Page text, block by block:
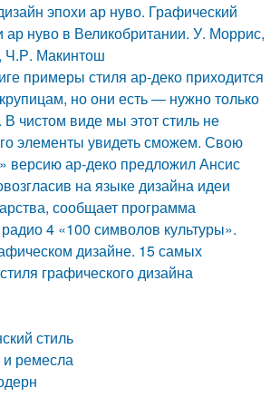
эпохи ар нуво. Графический
ар нуво в Великобритании. У. Моррис,
Ч.Р. Макинтош
примеры стиля ар-деко приходится
но они есть — нужно только
В чистом виде мы этот стиль не
элементы увидеть сможем. Свою
версию ар-деко предложил Ансис
на языке дизайна идеи
сообщает программа
4 «100 символов культуры».
дизайне. 15 самых
графического дизайна
стиль
и ремесла